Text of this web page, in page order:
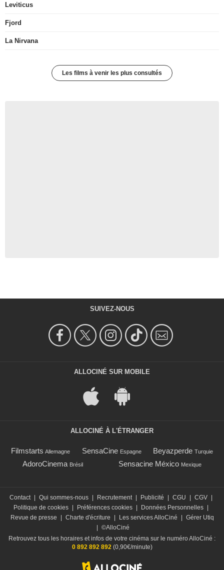
Leviticus
Fjord
La Nirvana
Les films à venir les plus consultés
SUIVEZ-NOUS
ALLOCINÉ SUR MOBILE
ALLOCINÉ À L'ÉTRANGER
Filmstarts Allemagne SensaCine Espagne Beyazperde Turquie
AdoroCinema Brésil Sensacine México Mexique
Contact | Qui sommes-nous | Recrutement | Publicité | CGU | CGV |
Politique de cookies | Préférences cookies | Données Personnelles |
Revue de presse
| Charte d'écriture | Les services AlloCiné | Gérer Utiq
| ©AlloCiné
Retrouvez tous les horaires et infos de votre cinéma sur le numéro AlloCiné :
0 892 892 892 (0,90€/minute)